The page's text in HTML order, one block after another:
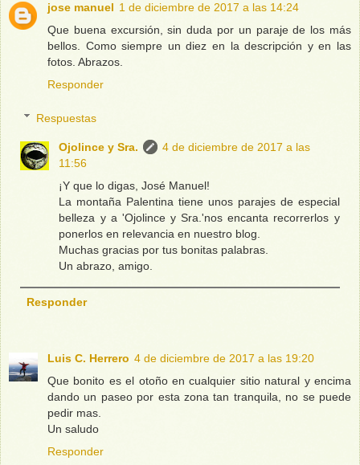
jose manuel 1 de diciembre de 2017 a las 14:24
Que buena excursión, sin duda por un paraje de los más
bellos. Como siempre un diez en la descripción y en las
fotos. Abrazos.
Responder
Respuestas
Ojolince y Sra.
4 de diciembre de 2017 a las
11:56
¡Y que lo digas, José Manuel!
La montaña Palentina tiene unos parajes de especial
belleza y a 'Ojolince y Sra.'nos encanta recorrerlos y
ponerlos en relevancia en nuestro blog.
Muchas gracias por tus bonitas palabras.
Un abrazo, amigo.
Responder
Luis C. Herrero 4 de diciembre de 2017 a las 19:20
Que bonito es el otoño en cualquier sitio natural y encima
dando un paseo por esta zona tan tranquila, no se puede
pedir mas.
Un saludo
Responder